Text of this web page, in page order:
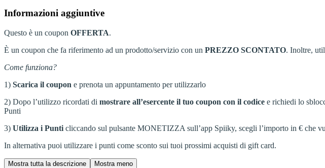
Informazioni aggiuntive
Questo è un coupon OFFERTA.
È un coupon che fa riferimento ad un prodotto/servizio con un PREZZO SCONTATO. Inoltre,
Come funziona?
1) Scarica il coupon e prenota un appuntamento per utilizzarlo
2) Dopo l’utilizzo ricordati di mostrare all’esercente il tuo coupon con il codice e richiedi lo
Punti
3) Utilizza i Punti cliccando sul pulsante MONETIZZA sull’app Spiiky, scegli l’importo in € che
In alternativa puoi utilizzare i punti come sconto sui tuoi prossimi acquisti di gift card.